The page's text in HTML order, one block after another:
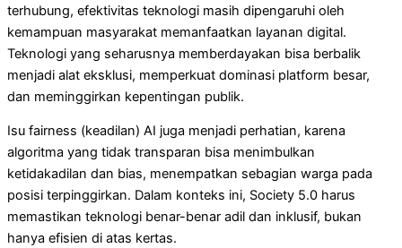
terhubung, efektivitas teknologi masih dipengaruhi oleh
kemampuan masyarakat memanfaatkan layanan digital.
Teknologi yang seharusnya memberdayakan bisa berbalik
menjadi alat eksklusi, memperkuat dominasi platform besar,
dan meminggirkan kepentingan publik.
Isu fairness (keadilan) AI juga menjadi perhatian, karena
algoritma yang tidak transparan bisa menimbulkan
ketidakadilan dan bias, menempatkan sebagian warga pada
posisi terpinggirkan. Dalam konteks ini, Society 5.0 harus
memastikan teknologi benar-benar adil dan inklusif, bukan
hanya efisien di atas kertas.